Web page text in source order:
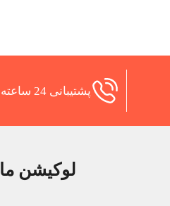
پشتیبانی 24 ساعته
لوکیشن ما